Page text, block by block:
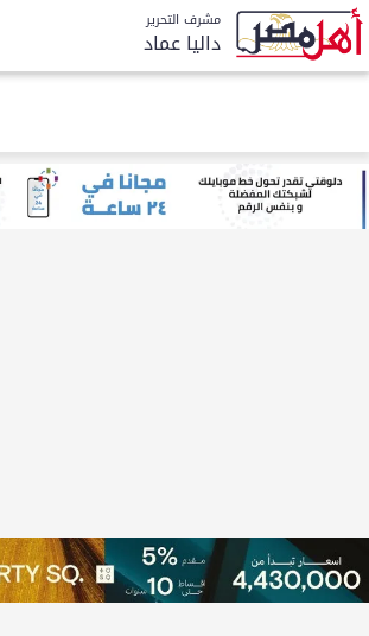
مشرف التحرير
داليا عماد